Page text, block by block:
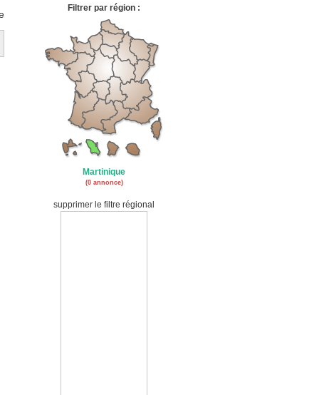
Filtrer par région :
Martinique
(0 annonce)
supprimer le filtre régional